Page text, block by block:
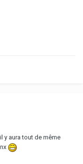
y aura tout de même